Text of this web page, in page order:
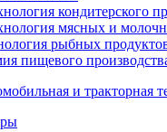
кондитерского
мясных и
рыбных
пищевого
и тракторная